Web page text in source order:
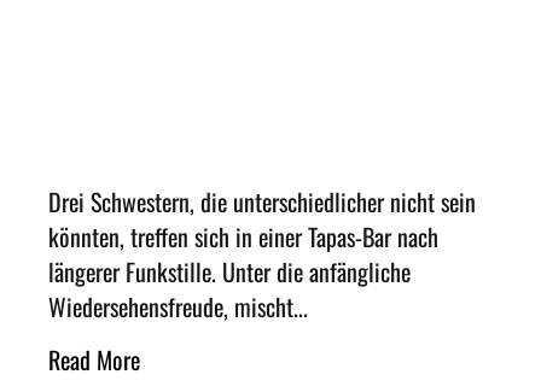
Drei Schwestern, die unterschiedlicher nicht sein
könnten, treffen sich in einer Tapas-Bar nach
längerer Funkstille. Unter die anfängliche
Wiedersehensfreude, mischt...
Read More